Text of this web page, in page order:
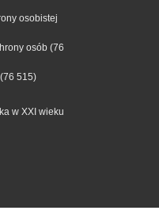
osobistej
osób (76
(76 515)
w XXI wieku